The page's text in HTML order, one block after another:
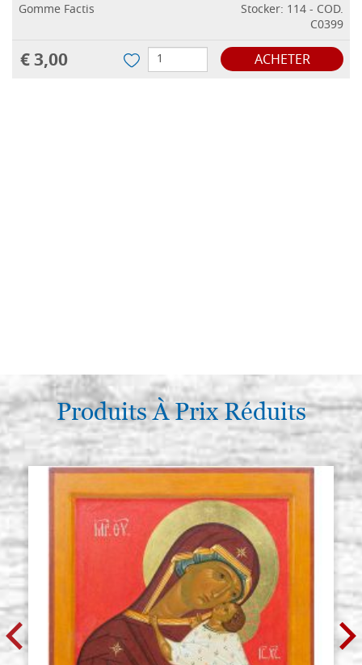
Gomme Factis
Stocker: 114 - COD.
C0399
€ 3,00 ACHETER
Produits À Prix Réduits